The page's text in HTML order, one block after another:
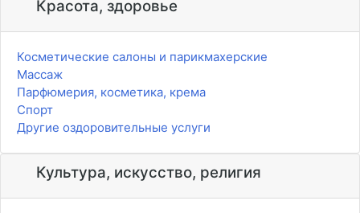
Красота, здоровье
Косметические салоны и парикмахерские
Массаж
Парфюмерия, косметика, крема
Спорт
Другие оздоровительные услуги
Культура, искусство, религия